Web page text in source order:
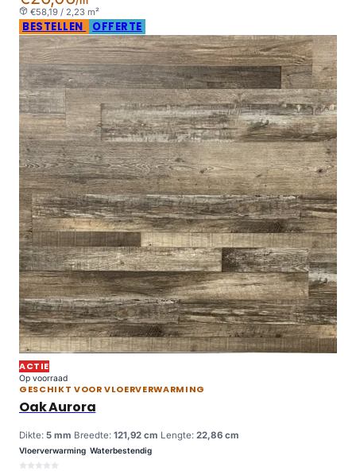
€58,19 / 2,23 m²
BESTELLEN OFFERTE
ACTIE
Op voorraad
GESCHIKT VOOR VLOERVERWARMING
Oak Aurora
Dikte: 5 mm Breedte: 121,92 cm Lengte: 22,86 cm
Vloerverwarming Waterbestendig